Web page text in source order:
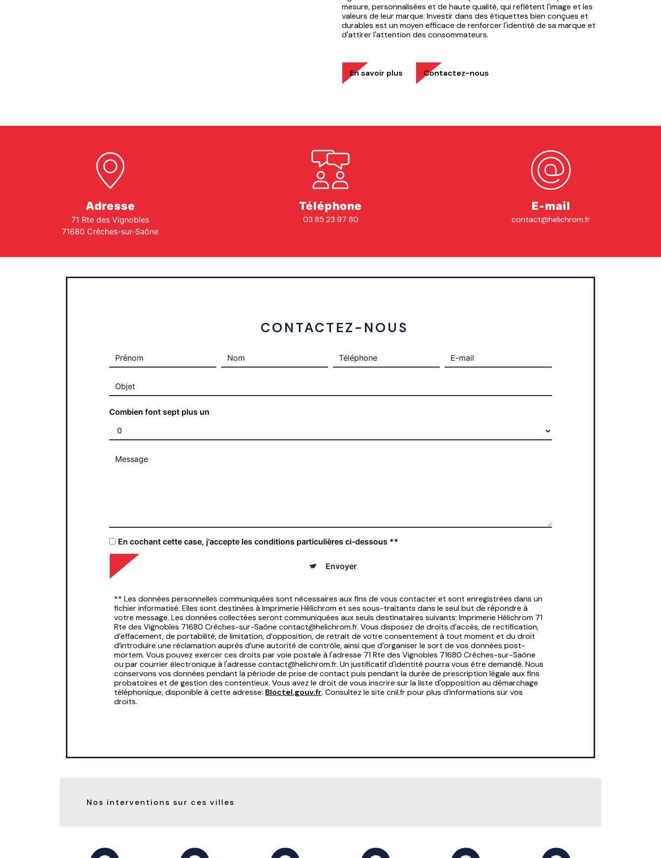
mesure, personnalisées et de haute qualité, qui reflètent l'image et les
valeurs de leur marque. Investir dans des étiquettes bien conçues et
durables est un moyen efficace de renforcer l'identité de sa marque et
d'attirer l'attention des consommateurs.
En savoir plus Contactez-nous
Adresse
71 Rte des Vignobles
71680 Crêches-sur-Saône
Téléphone
03 85 23 97 80
E-mail
contact@helichrom.fr
CONTACTEZ-NOUS
Combien font sept plus un
En cochant cette case, j'accepte les conditions particulières ci-dessous **
Envoyer
** Les données personnelles communiquées sont nécessaires aux fins de vous contacter et sont enregistrées dans un
fichier informatisé. Elles sont destinées à Imprimerie Hélichrom et ses sous-traitants dans le seul but de répondre à
votre message. Les données collectées seront communiquées aux seuls destinataires suivants: Imprimerie Hélichrom 71
Rte des Vignobles 71680 Crêches-sur-Saône contact@helichrom.fr. Vous disposez de droits d’accès, de rectification,
d’effacement, de portabilité, de limitation, d’opposition, de retrait de votre consentement à tout moment et du droit
d’introduire une réclamation auprès d’une autorité de contrôle, ainsi que d’organiser le sort de vos données post-
mortem. Vous pouvez exercer ces droits par voie postale à l'adresse 71 Rte des Vignobles 71680 Crêches-sur-Saône
ou par courrier électronique à l'adresse contact@helichrom.fr. Un justificatif d'identité pourra vous être demandé. Nous
conservons vos données pendant la période de prise de contact puis pendant la durée de prescription légale aux fins
probatoires et de gestion des contentieux. Vous avez le droit de vous inscrire sur la liste d'opposition au démarchage
téléphonique, disponible à cette adresse: Bloctel.gouv.fr. Consultez le site cnil.fr pour plus d’informations sur vos
droits.
Nos interventions sur ces villes